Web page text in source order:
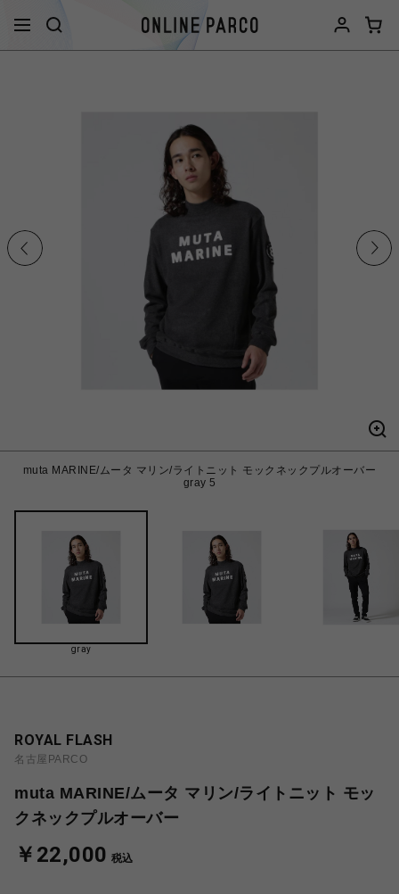
muta MARINE/ムータ マリン/ライトニット モックネックプルオーバー
gray 5
gray
ROYAL FLASH
名古屋PARCO
muta MARINE/ムータ マリン/ライトニット モッ
クネックプルオーバー
￥22,000 税込